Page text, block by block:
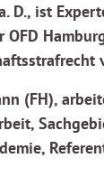
und dabei
des
ihre
in der Zoll-
D., ist
(FH),